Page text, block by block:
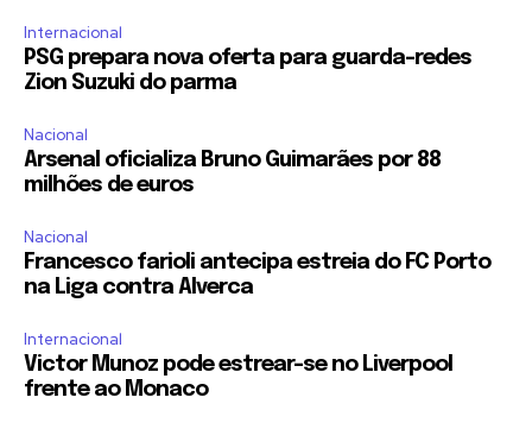
Internacional
PSG prepara nova oferta para guarda-redes
Zion Suzuki do parma
Nacional
Arsenal oficializa Bruno Guimarães por 88
milhões de euros
Nacional
Francesco farioli antecipa estreia do FC Porto
na Liga contra Alverca
Internacional
Victor Munoz pode estrear-se no Liverpool
frente ao Monaco